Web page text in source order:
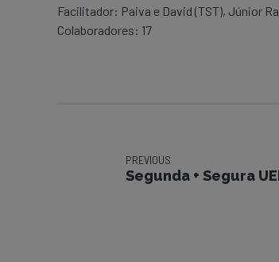
Facilitador: Paiva e David (TST), Júnior
Colaboradores: 17
PREVIOUS
Segunda + Segura